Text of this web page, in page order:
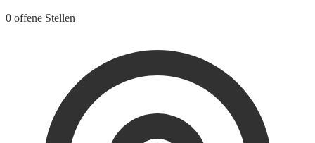
0 offene Stellen